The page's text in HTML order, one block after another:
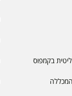
בקמפוס